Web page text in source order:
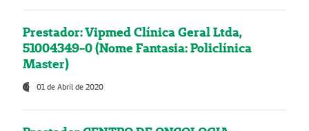
Prestador: Vipmed Clínica Geral Ltda,
51004349-0 (Nome Fantasia: Policlínica
Master)
01 de Abril de 2020